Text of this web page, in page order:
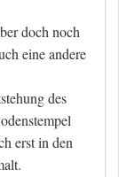
doch noch
eine andere
des
erst in den